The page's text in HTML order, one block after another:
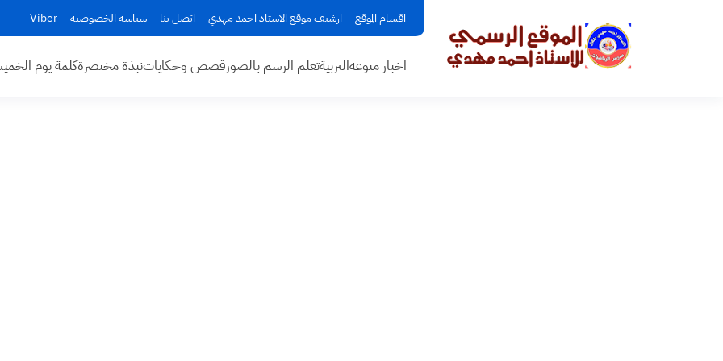
اقسام الموقع ارشيف موقع الاستاذ احمد مهدي اتصل بنا سياسة الخصوصية Viber
اخبار منوعهالتربيةتعلم الرسم بالصورقصص وحكاياتنبذة مختصرةكلمة يوم